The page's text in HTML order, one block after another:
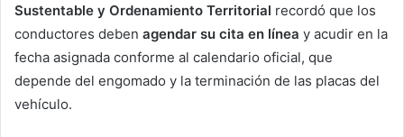
Sustentable y Ordenamiento Territorial recordó que los
conductores deben agendar su cita en línea y acudir en la
fecha asignada conforme al calendario oficial, que
depende del engomado y la terminación de las placas del
vehículo.